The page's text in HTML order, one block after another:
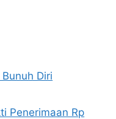
Diri
Penerimaan Rp